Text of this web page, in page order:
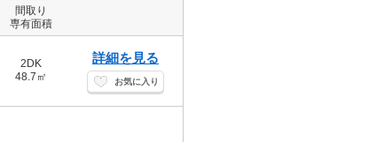
間取り
専有面積
2DK
48.7㎡
詳細を見る
お気に入り